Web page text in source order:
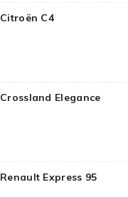
Citroën C4
Crossland Elegance
Renault Express 95